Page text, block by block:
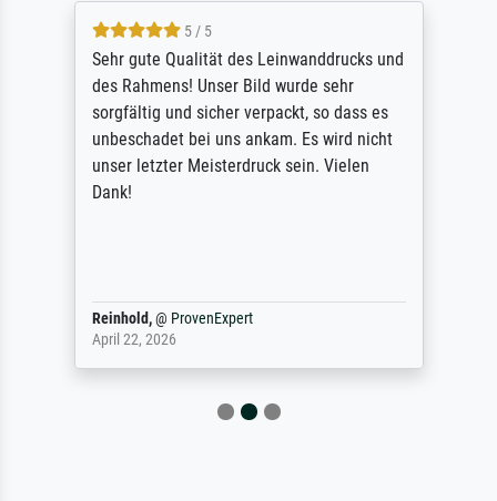
5 / 5
Sehr gute Qualität des Leinwanddrucks und
des Rahmens! Unser Bild wurde sehr
sorgfältig und sicher verpackt, so dass es
unbeschadet bei uns ankam. Es wird nicht
unser letzter Meisterdruck sein. Vielen
Dank!
Reinhold,@ ProvenExpert
April 22, 2026